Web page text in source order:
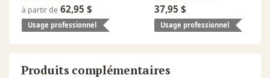
à partir de 62,95 $
Usage professionnel
37,95 $
Usage professionnel
Produits complémentaires